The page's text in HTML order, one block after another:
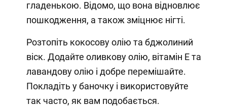
гладенькою. Відомо, що вона відновлює
пошкодження, а також зміцнює нігті.
Розтопіть кокосову олію та бджолиний
віск. Додайте оливкову олію, вітамін Е та
лавандову олію і добре перемішайте.
Покладіть у баночку і використовуйте
так часто, як вам подобається.